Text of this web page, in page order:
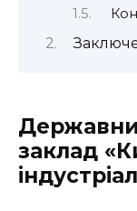
заклад